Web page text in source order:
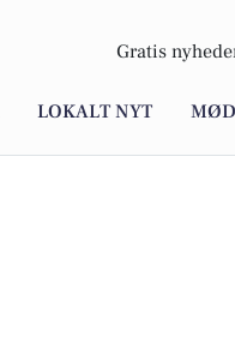
Gratis
LOKALT NYT